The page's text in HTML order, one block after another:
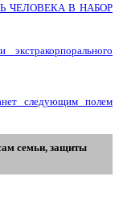
ЧЕЛОВЕКА В НАБОР
следующим полем
семьи, защиты